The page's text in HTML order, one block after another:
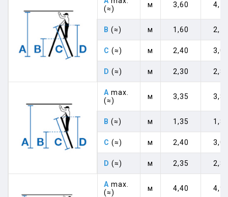
(≈)
м 3,60
B (≈) м 1,60
C (≈) м 2,40
D (≈) м 2,30
A max.
(≈)
м 3,35
B (≈) м 1,35
C (≈) м 2,40
D (≈) м 2,35
A max.
(≈)
м 4,40